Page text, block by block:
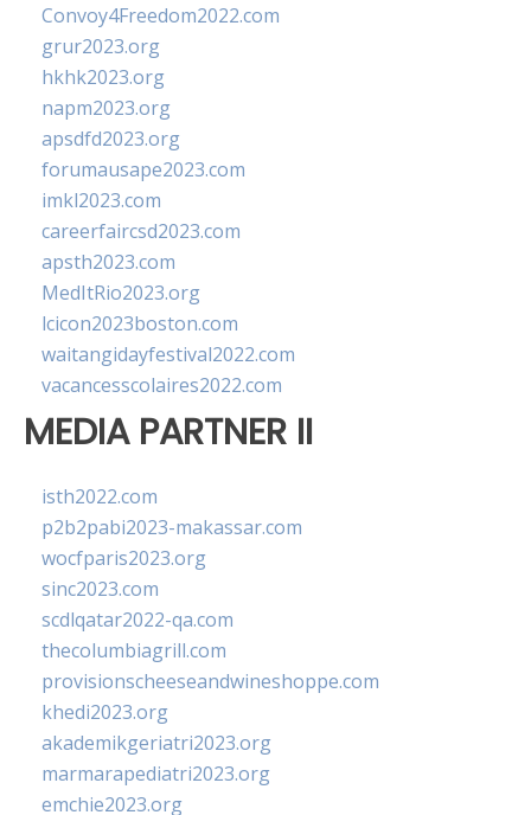
Convoy4Freedom2022.com
grur2023.org
hkhk2023.org
napm2023.org
apsdfd2023.org
forumausape2023.com
imkl2023.com
careerfaircsd2023.com
apsth2023.com
MedItRio2023.org
lcicon2023boston.com
waitangidayfestival2022.com
vacancesscolaires2022.com
MEDIA PARTNER II
isth2022.com
p2b2pabi2023-makassar.com
wocfparis2023.org
sinc2023.com
scdlqatar2022-qa.com
thecolumbiagrill.com
provisionscheeseandwineshoppe.com
khedi2023.org
akademikgeriatri2023.org
marmarapediatri2023.org
emchie2023.org